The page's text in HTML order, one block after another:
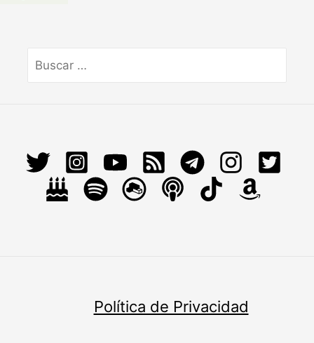
por:
Política de Privacidad